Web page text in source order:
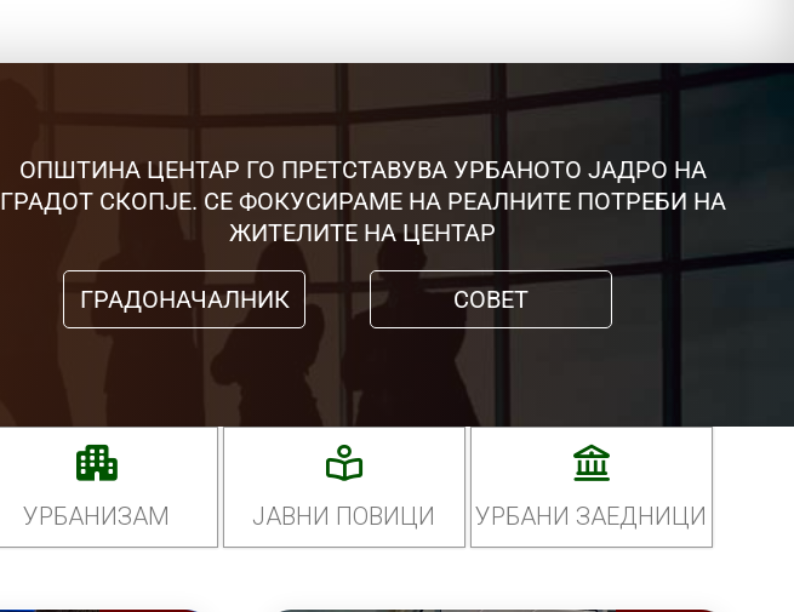
ОПШТИНА ЦЕНТАР ГО ПРЕТСТАВУВА УРБАНОТО ЈАДРО НА
ГРАДОТ СКОПЈЕ. СЕ ФОКУСИРАМЕ НА РЕАЛНИТЕ ПОТРЕБИ НА
ЖИТЕЛИТЕ НА ЦЕНТАР
ГРАДОНАЧАЛНИК СОВЕТ
УРБАНИЗАМ ЈАВНИ ПОВИЦИ УРБАНИ ЗАЕДНИЦИ